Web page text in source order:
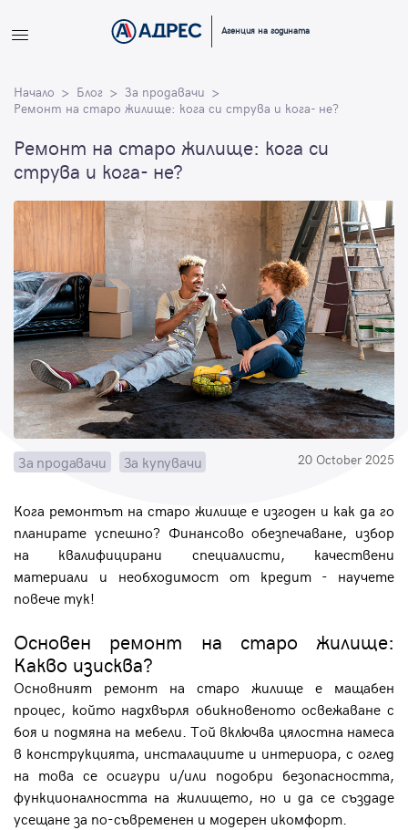
Агенция на годината
Начало Блог
За продавачи
Ремонт на старо жилище: кога си струва и кога- не?
Ремонт на старо жилище: кога си
струва и кога- не?
За продавачи За купувачи 20 October 2025
Кога ремонтът на старо жилище е изгоден и как да го
планирате успешно? Финансово обезпечаване, избор
на квалифицирани специалисти, качествени
материали и необходимост от кредит - научете
повече тук!
Основен ремонт на старо жилище:
Какво изисква?
Основният ремонт на старо жилище е мащабен
процес, който надхвърля обикновеното освежаване с
боя и подмяна на мебели. Той включва цялостна намеса
в конструкцията, инсталациите и интериора, с оглед
на това се осигури и/или подобри безопасността,
функционалността на жилището, но и да се създаде
усещане за по-съвременен и модерен икомфорт.
Вход
получите по-подробна информация.
Продължи с Facebook
Продължи с Google
или влезте с имейл
Имейл
Парола
Вход с имейл
Забравена парола